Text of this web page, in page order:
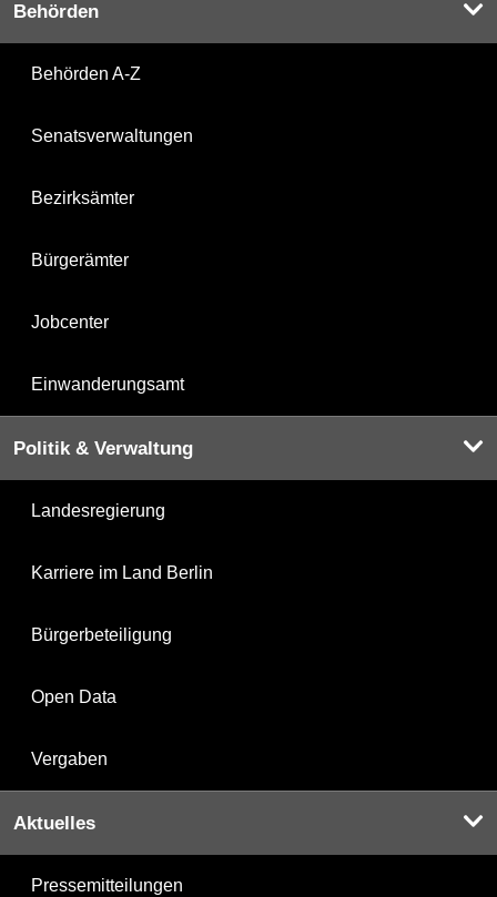
Behörden
Behörden A-Z
Senatsverwaltungen
Bezirksämter
Bürgerämter
Jobcenter
Einwanderungsamt
Politik & Verwaltung
Landesregierung
Karriere im Land Berlin
Bürgerbeteiligung
Open Data
Vergaben
Aktuelles
Pressemitteilungen